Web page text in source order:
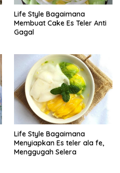
Life Style Bagaimana
Membuat Cake Es Teler Anti
Gagal
Life Style Bagaimana
Menyiapkan Es teler ala fe,
Menggugah Selera